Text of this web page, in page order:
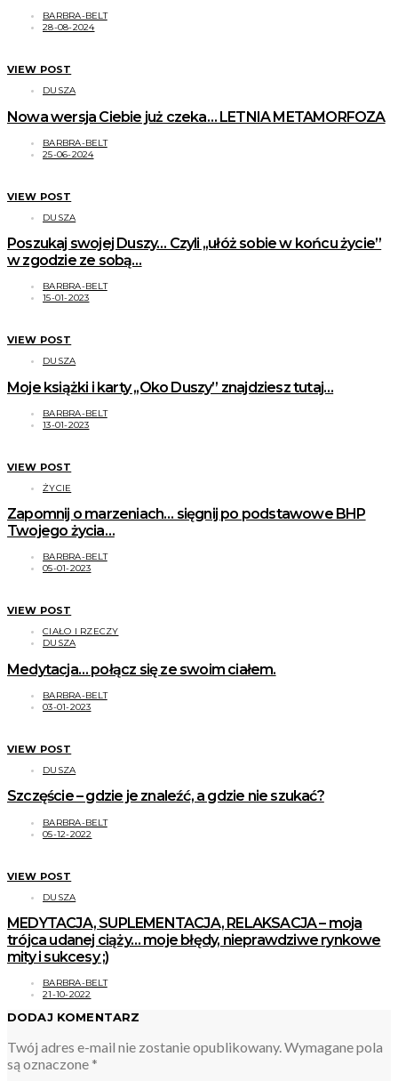
BARBRA-BELT
28-08-2024
VIEW POST
DUSZA
Nowa wersja Ciebie już czeka… LETNIA METAMORFOZA
BARBRA-BELT
25-06-2024
VIEW POST
DUSZA
Poszukaj swojej Duszy… Czyli ,,ułóż sobie w końcu życie”
w zgodzie ze sobą…
BARBRA-BELT
15-01-2023
VIEW POST
DUSZA
Moje książki i karty ,,Oko Duszy” znajdziesz tutaj…
BARBRA-BELT
13-01-2023
VIEW POST
ŻYCIE
Zapomnij o marzeniach… sięgnij po podstawowe BHP
Twojego życia…
BARBRA-BELT
05-01-2023
VIEW POST
CIAŁO I RZECZY
DUSZA
Medytacja… połącz się ze swoim ciałem.
BARBRA-BELT
03-01-2023
VIEW POST
DUSZA
Szczęście – gdzie je znaleźć, a gdzie nie szukać?
BARBRA-BELT
05-12-2022
VIEW POST
DUSZA
MEDYTACJA, SUPLEMENTACJA, RELAKSACJA – moja
trójca udanej ciąży… moje błędy, nieprawdziwe rynkowe
mity i sukcesy ;)
BARBRA-BELT
21-10-2022
DODAJ KOMENTARZ
Twój adres e-mail nie zostanie opublikowany.Wymagane pola
są oznaczone *